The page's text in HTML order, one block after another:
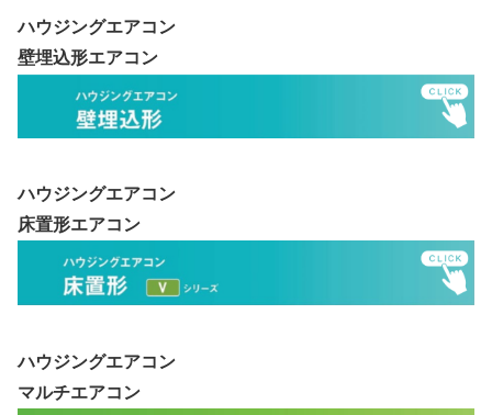
ハウジングエアコン
壁埋込形エアコン
ハウジングエアコン
床置形エアコン
ハウジングエアコン
マルチエアコン